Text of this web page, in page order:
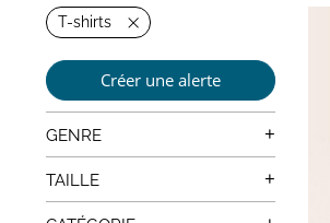
T-shirts
Créer une alerte
GENRE +
Mixte
TAILLE +
0 mois